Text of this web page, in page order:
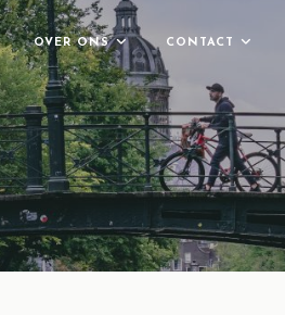
OVER ONS CONTACT